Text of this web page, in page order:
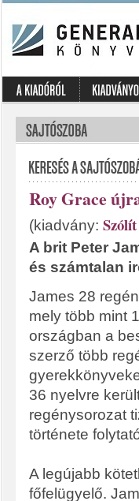
Roy Grace
(kiadvány:
A brit Peter
és számtalan
James 28
mely több mint
országban a
szerző több
36 nyelvre
regénysorozat
története
A legújabb
főfelügyelő.